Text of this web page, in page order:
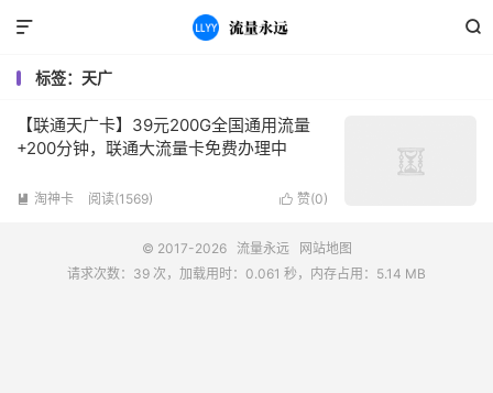


标签：天广
【联通天广卡】39元200G全国通用流量
+200分钟，联通大流量卡免费办理中
 赞(0)
 淘神卡 阅读(1569)
© 2017-2026 流量永远
网站地图
请求次数：39 次，加载用时：0.061 秒，内存占用：5.14 MB